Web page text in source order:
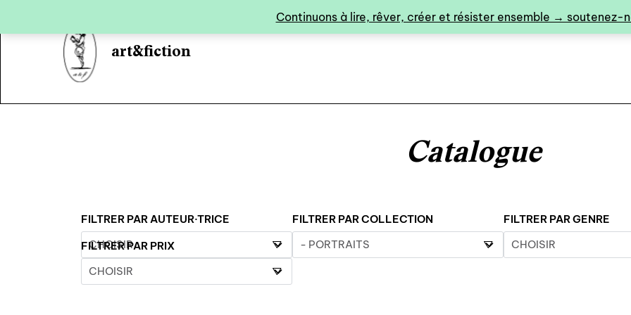
Continuons à lire, rêver, créer et résister ensemble → soutenez-
art&fiction
Catalogue
FILTRER PAR AUTEUR·TRICE FILTRER PAR COLLECTION
FILTRER PAR GENRE
FILTRER PAR PRIX